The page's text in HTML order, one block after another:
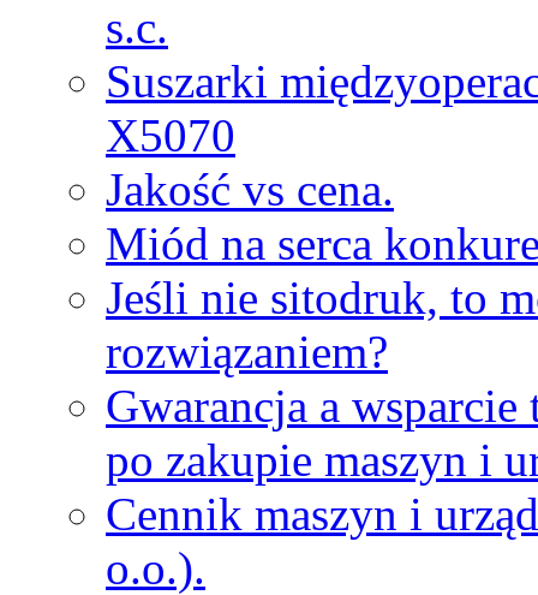
s.c.
Suszarki
X5070
Jakość vs cena.
Miód na serca
Jeśli nie sitodruk, to
rozwiązaniem?
Gwarancja a
po zakupie maszyn i
Cennik maszyn i
o.o.).